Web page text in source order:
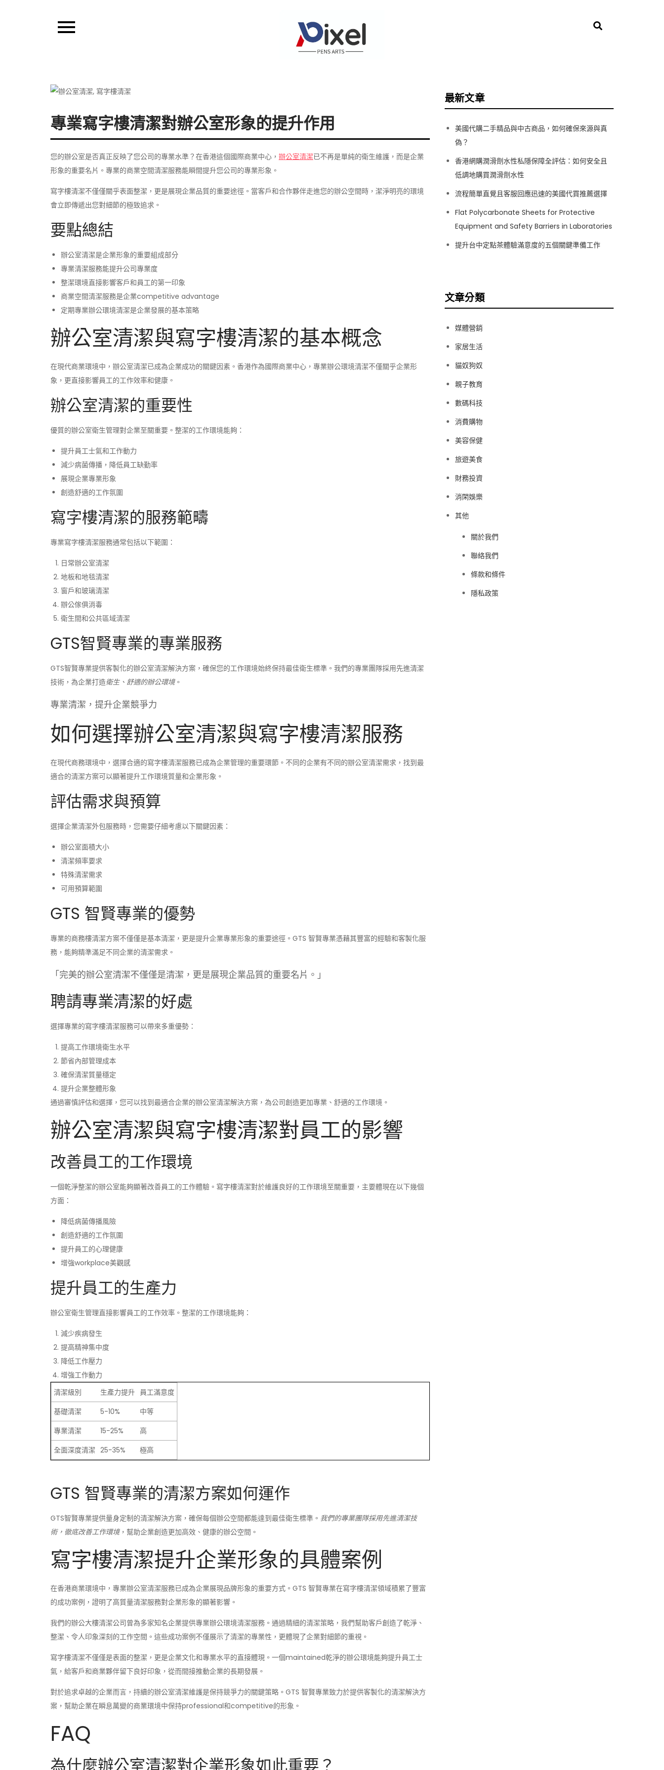
專業寫字樓清潔對辦公室形象的提升作用
您的辦公室是否真正反映了您公司的專業水準？在香港這個國際商業中心， 辦公室清潔已不再是單純的衛生維護，而是企業
形象的重要名片。專業的商業空間清潔服務能瞬間提升您公司的專業形象。
寫字樓清潔不僅僅關乎表面整潔，更是展現企業品質的重要途徑。當客戶和合作夥伴走進您的辦公空間時，潔淨明亮的環境
會立即傳遞出您對細節的極致追求。
要點總結
辦公室清潔是企業形象的重要組成部分
專業清潔服務能提升公司專業度
整潔環境直接影響客戶和員工的第一印象
商業空間清潔服務是企業competitive advantage
定期專業辦公環境清潔是企業發展的基本策略
辦公室清潔與寫字樓清潔的基本概念
在現代商業環境中，辦公室清潔已成為企業成功的關鍵因素。香港作為國際商業中心，專業辦公環境清潔不僅關乎企業形
象，更直接影響員工的工作效率和健康。
辦公室清潔的重要性
優質的辦公室衛生管理對企業至關重要。整潔的工作環境能夠：
提升員工士氣和工作動力
減少病菌傳播，降低員工缺勤率
展現企業專業形象
創造舒適的工作氛圍
寫字樓清潔的服務範疇
專業寫字樓清潔服務通常包括以下範圍：
日常辦公室清潔
地板和地毯清潔
窗戶和玻璃清潔
辦公傢俱消毒
衛生間和公共區域清潔
GTS智賢專業的專業服務
GTS智賢專業提供客製化的辦公室清潔解決方案，確保您的工作環境始終保持最佳衛生標準。我們的專業團隊採用先進清潔
技術，為企業打造衛生、舒適的辦公環境。
專業清潔，提升企業競爭力
如何選擇辦公室清潔與寫字樓清潔服務
在現代商務環境中，選擇合適的寫字樓清潔服務已成為企業管理的重要環節。不同的企業有不同的辦公室清潔需求，找到最
適合的清潔方案可以顯著提升工作環境質量和企業形象。
評估需求與預算
選擇企業清潔外包服務時，您需要仔細考慮以下關鍵因素：
辦公室面積大小
清潔頻率要求
特殊清潔需求
可用預算範圍
GTS 智賢專業的優勢
專業的商務樓清潔方案不僅僅是基本清潔，更是提升企業專業形象的重要途徑。GTS 智賢專業憑藉其豐富的經驗和客製化服
務，能夠精準滿足不同企業的清潔需求。
「完美的辦公室清潔不僅僅是清潔，更是展現企業品質的重要名片。」
聘請專業清潔的好處
選擇專業的寫字樓清潔服務可以帶來多重優勢：
提高工作環境衛生水平
節省內部管理成本
確保清潔質量穩定
提升企業整體形象
通過審慎評估和選擇，您可以找到最適合企業的辦公室清潔解決方案，為公司創造更加專業、舒適的工作環境。
辦公室清潔與寫字樓清潔對員工的影響
改善員工的工作環境
一個乾淨整潔的辦公室能夠顯著改善員工的工作體驗。寫字樓清潔對於維護良好的工作環境至關重要，主要體現在以下幾個
方面：
降低病菌傳播風險
創造舒適的工作氛圍
提升員工的心理健康
增強workplace美觀感
提升員工的生產力
辦公室衛生管理直接影響員工的工作效率。整潔的工作環境能夠：
減少疾病發生
提高精神集中度
降低工作壓力
增強工作動力
清潔級別
生產力提升 員工滿意度
基礎清潔
5-10%
中等
專業清潔
15-25%
高
全面深度清潔 25-35% 極高
GTS 智賢專業的清潔方案如何運作
GTS智賢專業提供量身定制的清潔解決方案，確保每個辦公空間都能達到最佳衛生標準。 我們的專業團隊採用先進清潔技
術，徹底改善工作環境，幫助企業創造更加高效、健康的辦公空間。
寫字樓清潔提升企業形象的具體案例
在香港商業環境中，專業辦公室清潔服務已成為企業展現品牌形象的重要方式。GTS 智賢專業在寫字樓清潔領域積累了豐富
的成功案例，證明了高質量清潔服務對企業形象的顯著影響。
我們的辦公大樓清潔公司曾為多家知名企業提供專業辦公環境清潔服務。通過精細的清潔策略，我們幫助客戶創造了乾淨、
整潔、令人印象深刻的工作空間。這些成功案例不僅展示了清潔的專業性，更體現了企業對細節的重視。
寫字樓清潔不僅僅是表面的整潔，更是企業文化和專業水平的直接體現。一個maintained乾淨的辦公環境能夠提升員工士
氣，給客戶和商業夥伴留下良好印象，從而間接推動企業的長期發展。
對於追求卓越的企業而言，持續的辦公室清潔維護是保持競爭力的關鍵策略。GTS 智賢專業致力於提供客製化的清潔解決方
案，幫助企業在瞬息萬變的商業環境中保持professional和competitive的形象。
FAQ
為什麼辦公室清潔對企業形象如此重要？
最新文章
美國代購二手精品與中古商品，如何確保來源與真
偽？
香港網購潤滑劑水性私隱保障全評估：如何安全且
低調地購買潤滑劑水性
流程簡單直覺且客服回應迅速的美國代買推薦選擇
Flat Polycarbonate Sheets for Protective
Equipment and Safety Barriers in Laboratories
提升台中定點茶體驗滿意度的五個關鍵準備工作
文章分類
媒體營銷
家居生活
貓奴狗奴
親子教育
數碼科技
消費購物
美容保健
旅遊美食
財務投資
消閑娛樂
其他
關於我們
聯絡我們
條款和條件
隱私政策